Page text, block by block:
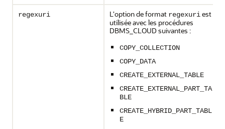
regexuri L'option de format regexuriest
utilisée avec les procédures
DBMS_CLOUD suivantes :
COPY_COLLECTION
COPY_DATA
CREATE_EXTERNAL_TABLE
CREATE_EXTERNAL_PART_TA
BLE
CREATE_HYBRID_PART_TABL
E